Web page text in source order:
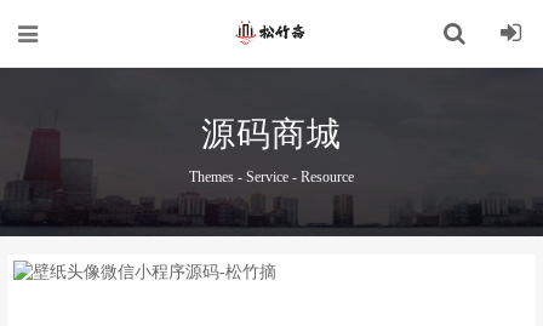
源码商城
Themes - Service - Resource